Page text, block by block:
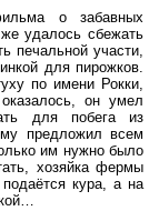
о забавных
удалось сбежать
печальной участи,
для пирожков.
по имени Рокки,
он умел
для побега из
предложил всем
им нужно было
хозяйка фермы
кура, а на